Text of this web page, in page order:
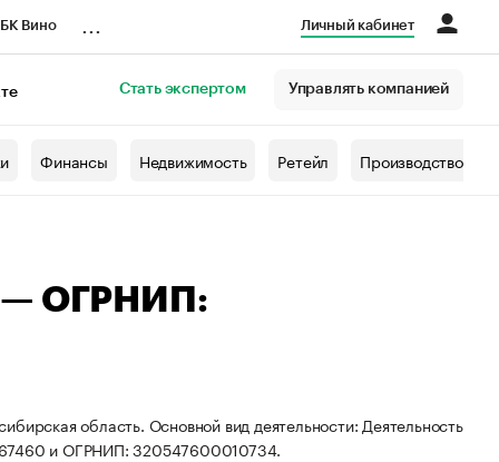
Вино Личный кабинет
Стать экспертом Управлять компанией
Финансы Недвижимость Ретейл Производство
— ОГРНИП:
область. Основной вид деятельности: Деятельность
и ОГРНИП: 320547600010734.